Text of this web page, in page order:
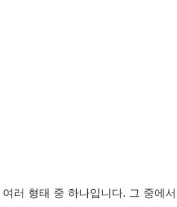
러 형태 중 하나입니다. 그 중에